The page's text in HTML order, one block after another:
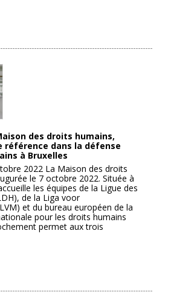
des droits humains,
référence dans la défense
à Bruxelles
2022 La Maison des droits
le 7 octobre 2022. Située à
les équipes de la Ligue des
de la Liga voor
et du bureau européen de la
pour les droits humains
permet aux trois